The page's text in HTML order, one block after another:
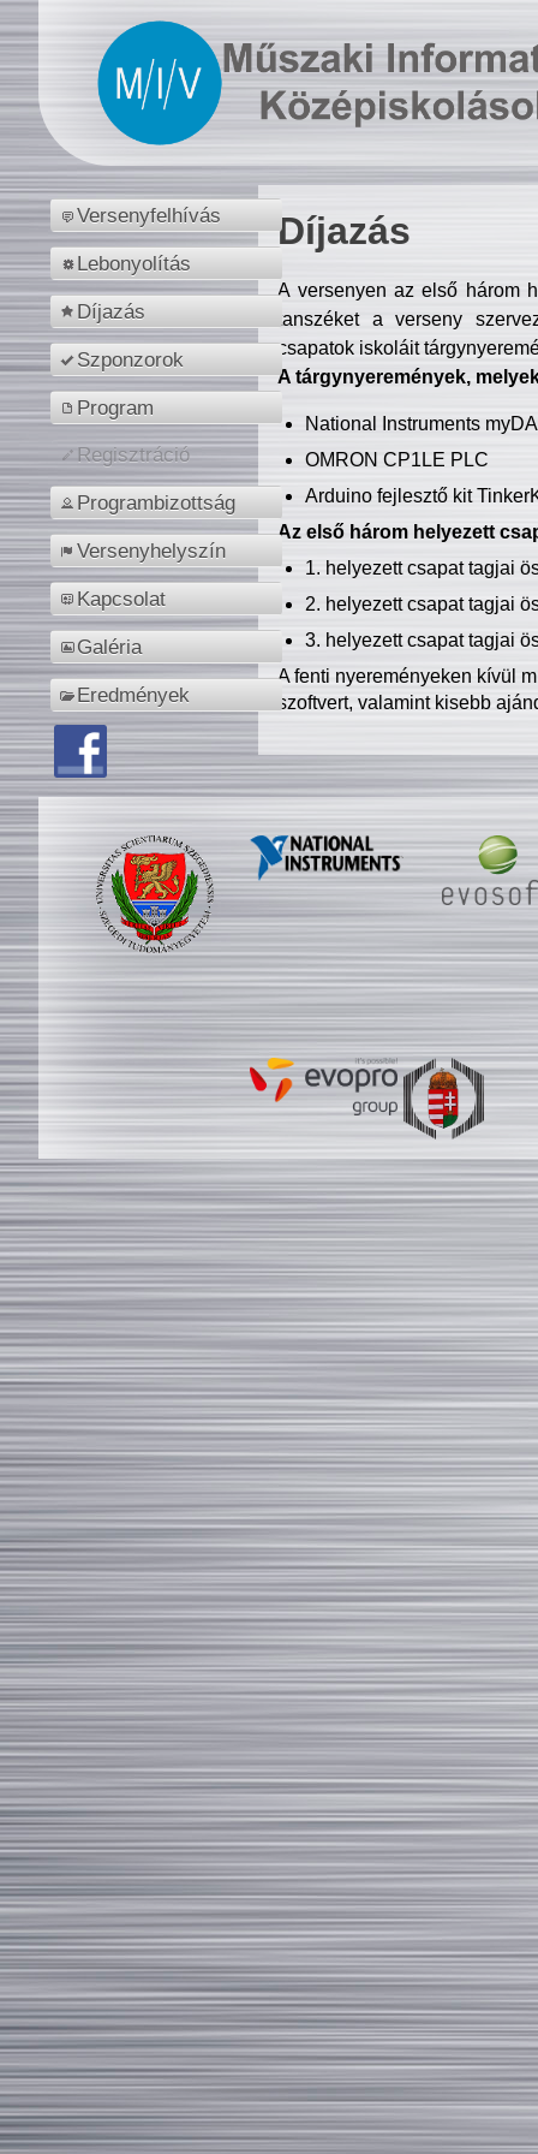
Versenyfelhívás
Lebonyolítás
Díjazás
Szponzorok
Program
Regisztráció
Programbizottság
Versenyhelyszín
Kapcsolat
Galéria
Eredmények
Díjazás
A versenyen az első három
tanszéket a verseny
csapatok iskoláit
A tárgynyeremények,
National Instruments
OMRON CP1LE PLC
Arduino fejlesztő kit
Az első három helyezett
1. helyezett csapat tagjai
2. helyezett csapat tagjai
3. helyezett csapat tagjai
A fenti nyereményeken kívül
szoftvert, valamint kisebb